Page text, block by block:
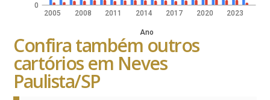
2005 2008 2011 2014 2017 2020 2023
Ano
0
Confira também outros
cartórios em Neves
Paulista/SP